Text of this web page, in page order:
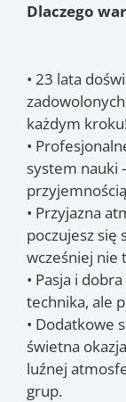
Dlaczego
• 23 lata
każdym
•
system nauki
• Przyjazna
poczujesz się
wcześniej nie
• Pasja i
technika, ale
• Dodatkowe
świetna
luźnej
grup.